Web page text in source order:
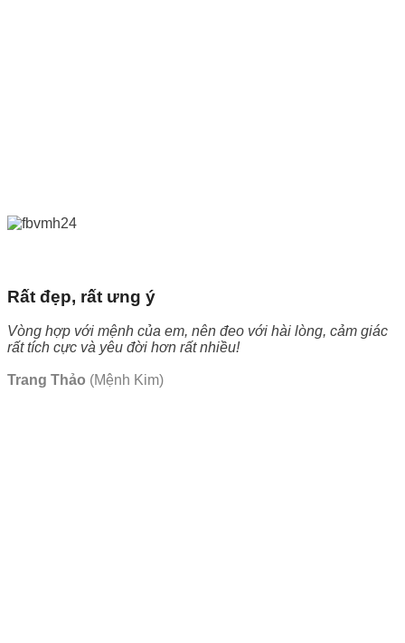
Rất đẹp, rất ưng ý
Vòng hợp với mệnh của em, nên đeo với hài lòng, cảm giác
rất tích cực và yêu đời hơn rất nhiều!
Trang Thảo (Mệnh Kim)